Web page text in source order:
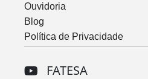
Ouvidoria
Blog
Política de Privacidade
FATESA